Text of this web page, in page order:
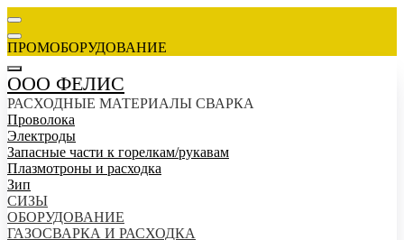
ПРОМОБОРУДОВАНИЕ
ООО ФЕЛИС
РАСХОДНЫЕ МАТЕРИАЛЫ СВАРКА
Проволока
Электроды
Запасные части к горелкам/рукавам
Плазмотроны и расходка
Зип
СИЗЫ
ОБОРУДОВАНИЕ
ГАЗОСВАРКА И РАСХОДКА